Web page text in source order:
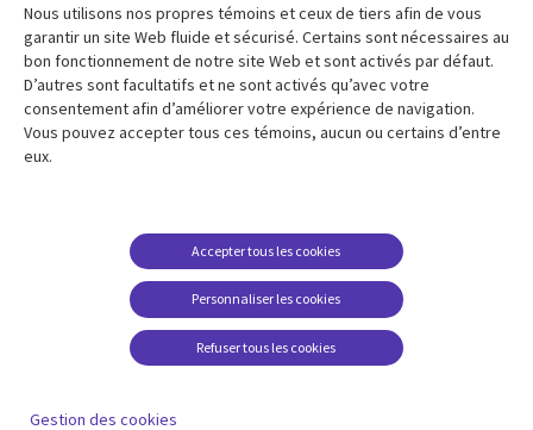
Salle de presse
Ressources
Articles
Études de cas
Baladodiffusions
Support
Restrictions et
conditions juridiques
Carrières FAQ
Centre de gestion des
Social
Media
Global
FR
Nous utilisons nos propres témoins et ceux de tiers afin de vous
garantir un site Web fluide et sécurisé. Certains sont nécessaires au
bon fonctionnement de notre site Web et sont activés par défaut.
D’autres sont facultatifs et ne sont activés qu’avec votre
consentement afin d’améliorer votre expérience de navigation.
Vous pouvez accepter tous ces témoins, aucun ou certains d’entre
eux.
Personnaliser les cookies
Accepter tous les cookies
Refuser tous les cookies
Gestion des cookies